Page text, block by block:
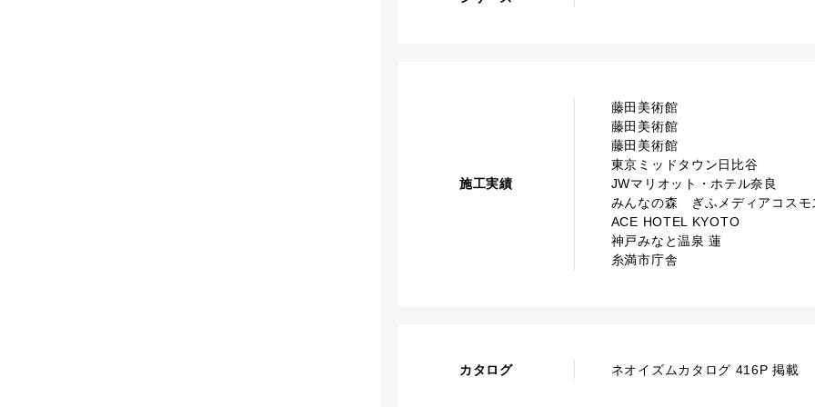
施工実績
藤田美術館
藤田美術館
藤田美術館
東京ミッドタウン日比谷
JWマリオット・ホテル奈良
みんなの森 ぎふメディアコスモ
ACE HOTEL KYOTO
神戸みなと温泉 蓮
糸満市庁舎
カタログ ネオイズムカタログ 416P 掲載